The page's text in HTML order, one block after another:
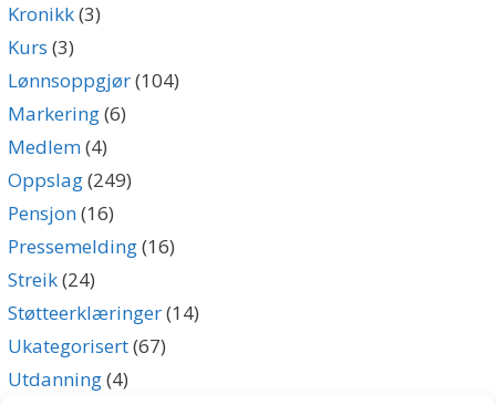
Kronikk(3)
Kurs (3)
Lønnsoppgjør(104)
Markering(6)
Medlem(4)
Oppslag(249)
Pensjon(16)
Pressemelding(16)
Streik(24)
Støtteerklæringer(14)
Ukategorisert(67)
Utdanning(4)